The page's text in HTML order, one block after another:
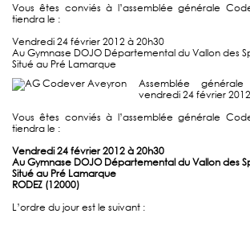
Vous êtes conviés à l’assemblée générale
tiendra le :
Vendredi 24 février 2012 à 20h30
Au Gymnase DOJO Départemental du Vallon des
Situé au Pré Lamarque
Assemblée
vendredi 24 février
Vous êtes conviés à l’assemblée générale
tiendra le :
Vendredi 24 février 2012 à 20h30
Au Gymnase DOJO Départemental du Vallon des
Situé au Pré Lamarque
RODEZ (12000)
L’ordre du jour est le suivant :